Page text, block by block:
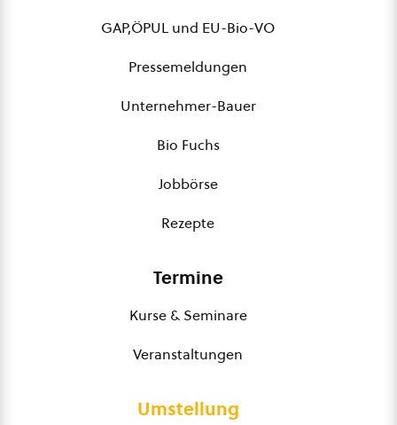
GAP,ÖPUL und EU-Bio-VO
Pressemeldungen
Unternehmer-Bauer
Bio Fuchs
Jobbörse
Rezepte
Termine
Kurse & Seminare
Veranstaltungen
Umstellung